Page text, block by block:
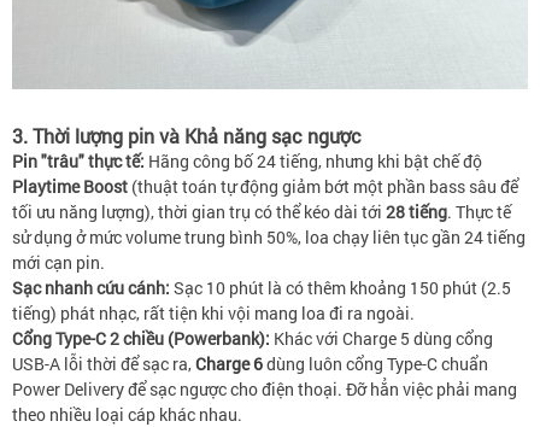
3. Thời lượng pin và Khả năng sạc ngược
Pin "trâu" thực tế: Hãng công bố 24 tiếng, nhưng khi bật chế độ
Playtime Boost (thuật toán tự động giảm bớt một phần bass sâu để
tối ưu năng lượng), thời gian trụ có thể kéo dài tới 28 tiếng. Thực tế
sử dụng ở mức volume trung bình 50%, loa chạy liên tục gần 24 tiếng
mới cạn pin.
Sạc nhanh cứu cánh: Sạc 10 phút là có thêm khoảng 150 phút (2.5
tiếng) phát nhạc, rất tiện khi vội mang loa đi ra ngoài.
Cổng Type-C 2 chiều (Powerbank): Khác với Charge 5 dùng cổng
USB-A lỗi thời để sạc ra,Charge 6dùng luôn cổng Type-C chuẩn
Power Delivery để sạc ngược cho điện thoại. Đỡ hẳn việc phải mang
theo nhiều loại cáp khác nhau.